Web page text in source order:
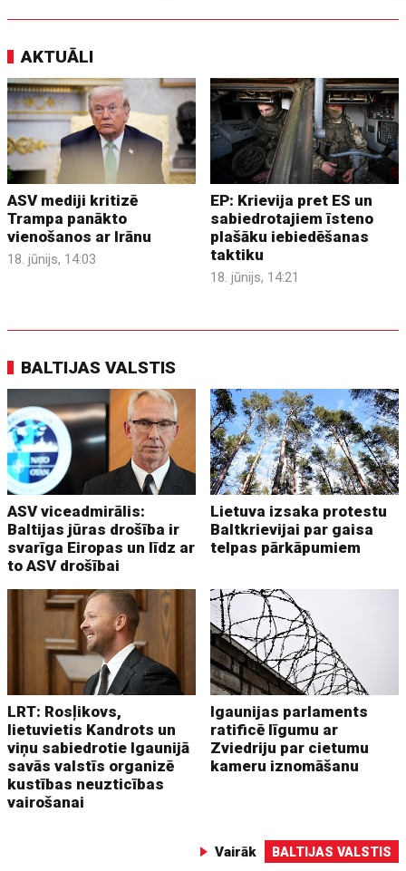
AKTUĀLI
ASV mediji kritizē
Trampa panākto
vienošanos ar Irānu
18. jūnijs, 14:03
EP: Krievija pret ES un
sabiedrotajiem īsteno
plašāku iebiedēšanas
taktiku
18. jūnijs, 14:21
BALTIJAS VALSTIS
ASV viceadmirālis:
Baltijas jūras drošība ir
svarīga Eiropas un līdz ar
to ASV drošībai
Lietuva izsaka protestu
Baltkrievijai par gaisa
telpas pārkāpumiem
LRT: Rosļikovs,
lietuvietis Kandrots un
viņu sabiedrotie Igaunijā
savās valstīs organizē
kustības neuzticības
vairošanai
Igaunijas parlaments
ratificē līgumu ar
Zviedriju par cietumu
kameru iznomāšanu
Vairāk BALTIJAS VALSTIS